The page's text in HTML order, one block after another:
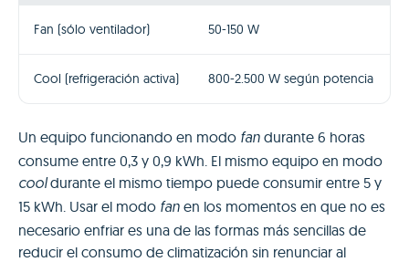
Fan (sólo ventilador) 50-150 W
Cool (refrigeración activa) 800-2.500 W según potencia
Un equipo funcionando en modo fan durante 6 horas
consume entre 0,3 y 0,9 kWh. El mismo equipo en modo
cooldurante el mismo tiempo puede consumir entre 5 y
15 kWh. Usar el modo fan en los momentos en que no es
necesario enfriar es una de las formas más sencillas de
reducir el consumo de climatización sin renunciar al